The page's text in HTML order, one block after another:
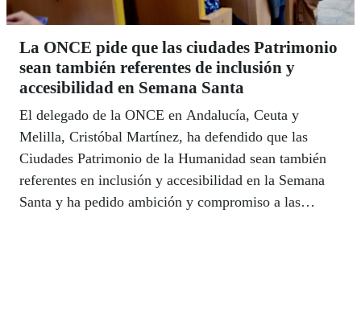
La ONCE pide que las ciudades Patrimonio
sean también referentes de inclusión y
accesibilidad en Semana Santa
El delegado de la ONCE en Andalucía, Ceuta y
Melilla, Cristóbal Martínez, ha defendido que las
Ciudades Patrimonio de la Humanidad sean también
referentes en inclusión y accesibilidad en la Semana
Santa y ha pedido ambición y compromiso a las